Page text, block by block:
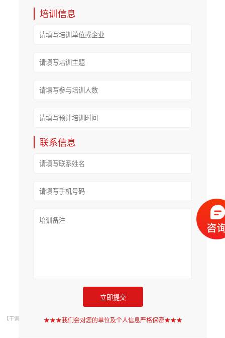
培训信息
联系信息
★★★我们会对您的单位及个人信息严格保密★★★
【干训网声明】网站有的文章及图片均来源于学校官网或互联网，若有侵权请联系